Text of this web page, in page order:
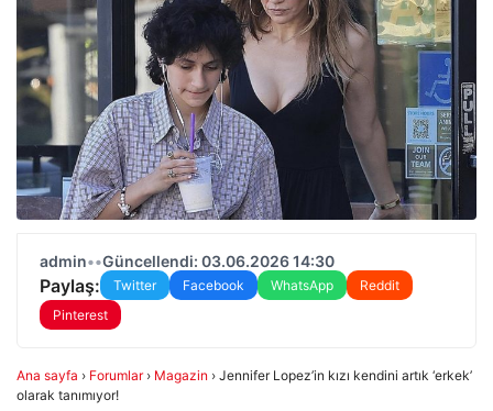
admin••Güncellendi: 03.06.2026 14:30
Paylaş: Twitter Facebook WhatsApp
Reddit
Pinterest
Ana sayfa › Forumlar › Magazin › Jennifer Lopez’in kızı kendini artık ‘erkek’
olarak tanımıyor!